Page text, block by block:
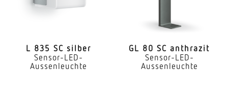
L 835 SC silber
Sensor-LED-
Aussenleuchte
GL 80 SC anthrazit
Sensor-LED-
Aussenleuchte